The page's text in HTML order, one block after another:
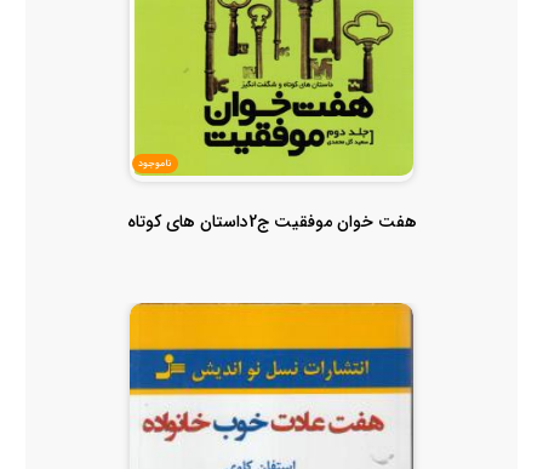
ناموجود
هفت خوان موفقیت ج2داستان های کوتاه